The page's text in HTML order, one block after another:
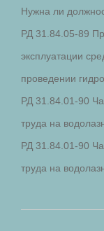
Нужна ли
РД 31.84.05-89
эксплуатации
проведении
РД 31.84.01-90
труда на
РД 31.84.01-90
труда на